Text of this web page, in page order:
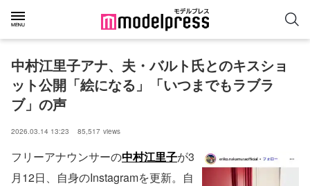
中村江里子アナ、夫・バルト氏とのキスショ
ット公開「絵になる」「いつまでもラブラ
ブ」の声
2026.03.14 13:23 85,517 views
フリーアナウンサーの中村江里子が3
月12日、自身のInstagramを更新。自